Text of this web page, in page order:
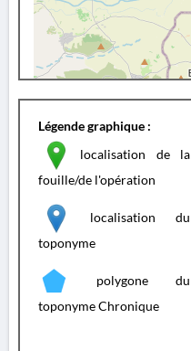
Légende graphique :
localisation de la
fouille/de l'opération
localisation du
toponyme
polygone du
toponyme Chronique